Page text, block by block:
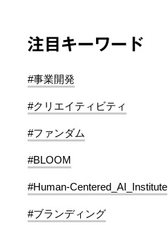
注目キーワード
#事業開発
#クリエイティビティ
#ファンダム
#BLOOM
#Human-Centered_AI_Institute
#ブランディング